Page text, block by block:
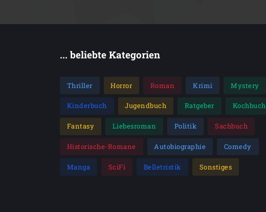
... beliebte Kategorien
Thriller Horror Roman Krimi Mystery
Kinderbuch Jugendbuch Ratgeber Kochbuch
Fantasy Liebesroman Politik Sachbuch
Historische-Romane Autobiographie Comedy
Manga SciFi Belletristik Sonstiges